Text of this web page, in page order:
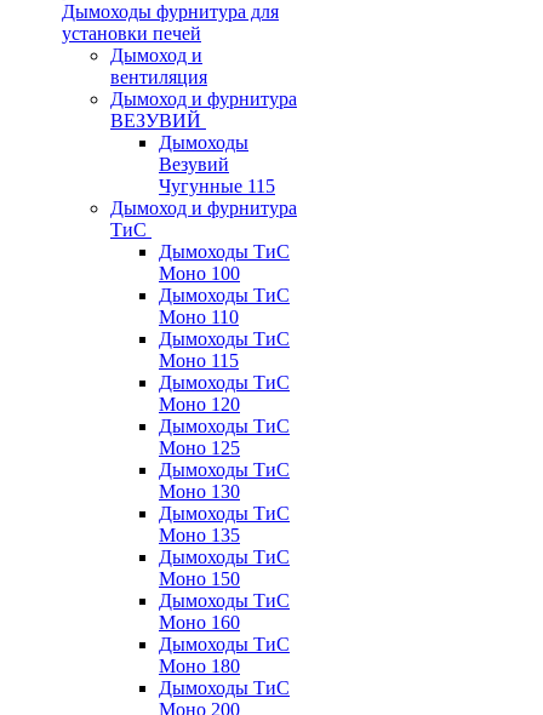
Дымоходы фурнитура для
установки печей
Дымоход и
вентиляция
Дымоход и фурнитура
ВЕЗУВИЙ
Дымоходы
Везувий
Чугунные 115
Дымоход и фурнитура
ТиС
Дымоходы ТиС
Моно 100
Дымоходы ТиС
Моно 110
Дымоходы ТиС
Моно 115
Дымоходы ТиС
Моно 120
Дымоходы ТиС
Моно 125
Дымоходы ТиС
Моно 130
Дымоходы ТиС
Моно 135
Дымоходы ТиС
Моно 150
Дымоходы ТиС
Моно 160
Дымоходы ТиС
Моно 180
Дымоходы ТиС
Моно 200